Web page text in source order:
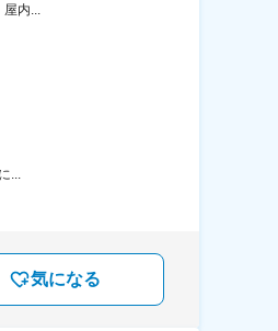
屋内...
...
気になる